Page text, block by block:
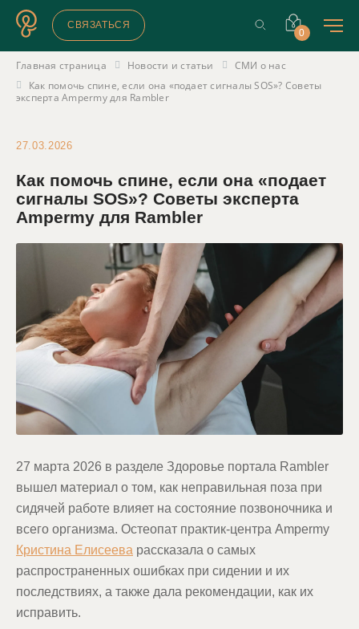
СВЯЗАТЬСЯ
0
Главная страница Новости и статьи
СМИ о нас
Как помочь спине, если она «подает сигналы SOS»? Советы
эксперта Ampermy для Rambler
27.03.2026
Как помочь спине, если она «подает
сигналы SOS»? Советы эксперта
Ampermy для Rambler
27 марта 2026 в разделе Здоровье портала Rambler
вышел материал о том, как неправильная поза при
сидячей работе влияет на состояние позвоночника и
всего организма. Остеопат практик-центра Ampermy
Кристина Елисеева рассказала о самых
распространенных ошибках при сидении и их
последствиях, а также дала рекомендации, как их
исправить.